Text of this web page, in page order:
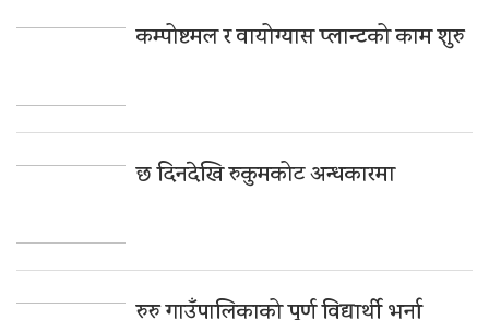
कम्पोष्टमल र वायोग्यास प्लान्टको काम शुरु
छ दिनदेखि रुकुमकोट अन्धकारमा